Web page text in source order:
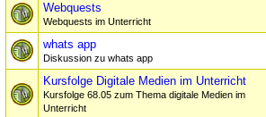
Webquests
Webquests im Unterricht
whats app
Diskussion zu whats app
Kursfolge Digitale Medien im Unterricht
Kursfolge 68.05 zum Thema digitale Medien im
Unterricht